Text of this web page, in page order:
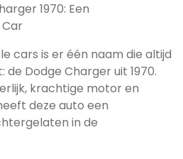
1970: Een
cars is er één naam die altijd
Dodge Charger uit 1970.
krachtige motor en
deze auto een
in de